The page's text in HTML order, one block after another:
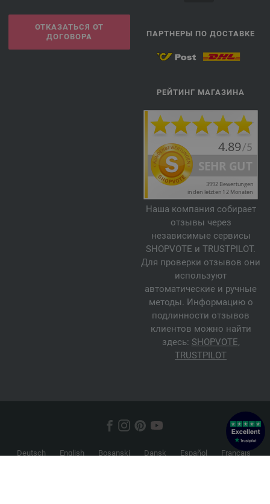
ОТКАЗАТЬСЯ ОТ
ДОГОВОРА
ПАРТНЕРЫ ПО ДОСТАВКЕ
РЕЙТИНГ МАГАЗИНА
Наша компания собирает
отзывы через
независимые сервисы
SHOPVOTE и TRUSTPILOT.
Для проверки отзывов они
используют
автоматические и ручные
методы. Информацию о
подлинности отзывов
клиентов можно найти
здесь: SHOPVOTE,
TRUSTPILOT
Deutsch English Bosanski Dansk Español
Français